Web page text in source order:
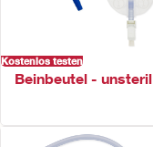
Kostenlos testen
Beinbeutel - unsteril